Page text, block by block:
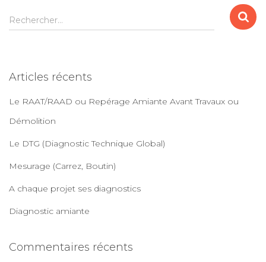
R
e
r
h
e
Rechercher…
Articles récents
Le RAAT/RAAD ou Repérage Amiante Avant Travaux ou
Démolition
Le DTG (Diagnostic Technique Global)
Mesurage (Carrez, Boutin)
A chaque projet ses diagnostics
Diagnostic amiante
Commentaires récents